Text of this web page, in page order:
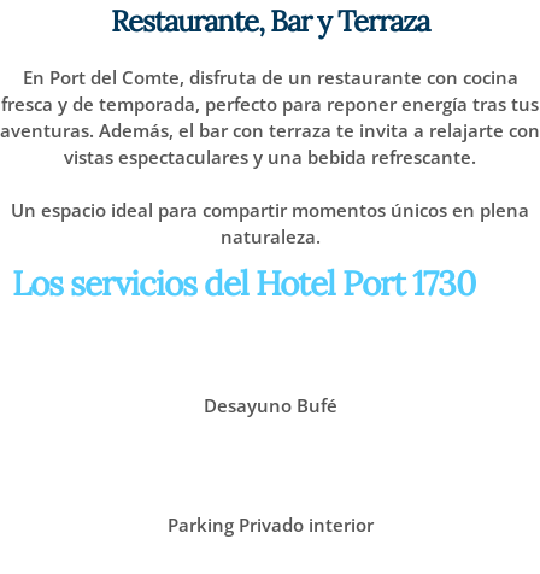
Restaurante, Bar y Terraza
En Port del Comte, disfruta de un restaurante con cocina
fresca y de temporada, perfecto para reponer energía tras tus
aventuras. Además, el bar con terraza te invita a relajarte con
vistas espectaculares y una bebida refrescante.
Un espacio ideal para compartir momentos únicos en plena
naturaleza.
Los servicios del Hotel Port 1730
Desayuno Bufé
Parking Privado interior